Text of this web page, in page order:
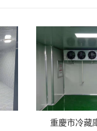
重慶市冷藏